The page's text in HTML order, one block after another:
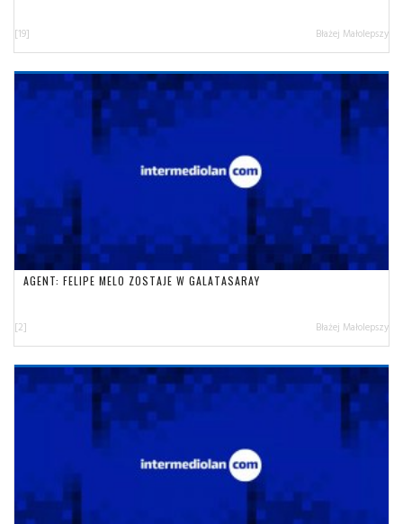
[19] Błażej Małolepszy
AGENT: FELIPE MELO ZOSTAJE W GALATASARAY
[2] Błażej Małolepszy